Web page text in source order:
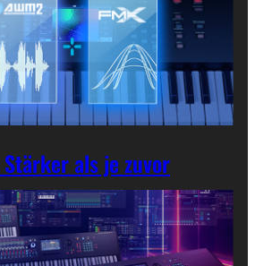
Stärker als je zuvor